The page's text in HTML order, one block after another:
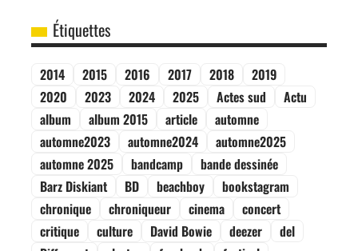
Étiquettes
2014 2015 2016 2017 2018
2019
2020
2023 2024 2025 Actes sud
Actu
album
album 2015 article
automne
automne2023
automne2024
automne2025
automne 2025
bandcamp
bande dessinée
Barz Diskiant
BD beachboy
bookstagram
chronique
chroniqueur cinema
concert
critique
culture David Bowie deezer
del